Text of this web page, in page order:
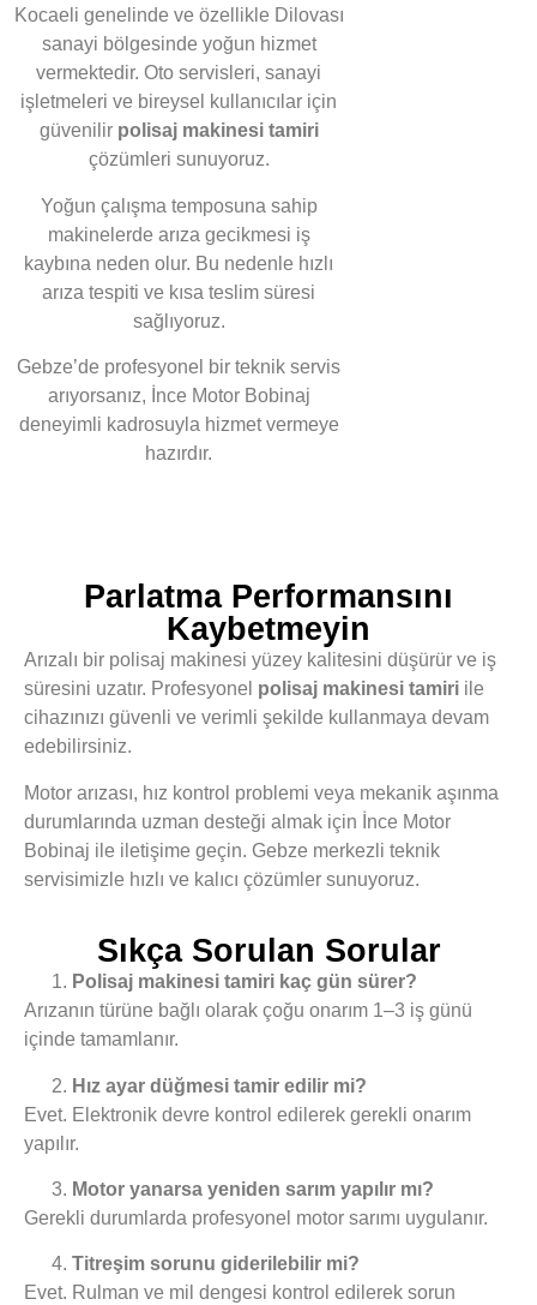
Kocaeli genelinde ve özellikle Dilovası
sanayi bölgesinde yoğun hizmet
vermektedir. Oto servisleri, sanayi
işletmeleri ve bireysel kullanıcılar için
güvenilir polisaj makinesi tamiri
çözümleri sunuyoruz.
Yoğun çalışma temposuna sahip
makinelerde arıza gecikmesi iş
kaybına neden olur. Bu nedenle hızlı
arıza tespiti ve kısa teslim süresi
sağlıyoruz.
Gebze’de profesyonel bir teknik servis
arıyorsanız, İnce Motor Bobinaj
deneyimli kadrosuyla hizmet vermeye
hazırdır.
Parlatma Performansını
Kaybetmeyin
Arızalı bir polisaj makinesi yüzey kalitesini düşürür ve iş
süresini uzatır. Profesyonel polisaj makinesi tamiri ile
cihazınızı güvenli ve verimli şekilde kullanmaya devam
edebilirsiniz.
Motor arızası, hız kontrol problemi veya mekanik aşınma
durumlarında uzman desteği almak için İnce Motor
Bobinaj ile iletişime geçin. Gebze merkezli teknik
servisimizle hızlı ve kalıcı çözümler sunuyoruz.
Sıkça Sorulan Sorular
Polisaj makinesi tamiri kaç gün sürer?
Arızanın türüne bağlı olarak çoğu onarım 1–3 iş günü
içinde tamamlanır.
Hız ayar düğmesi tamir edilir mi?
Evet. Elektronik devre kontrol edilerek gerekli onarım
yapılır.
Motor yanarsa yeniden sarım yapılır mı?
Gerekli durumlarda profesyonel motor sarımı uygulanır.
Titreşim sorunu giderilebilir mi?
Evet. Rulman ve mil dengesi kontrol edilerek sorun